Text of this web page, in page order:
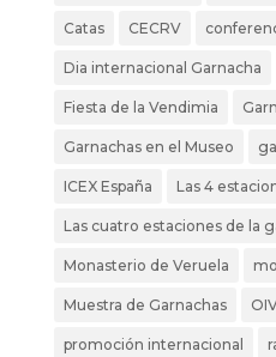
Catas CECRV
Dia internacional Garnacha
Fiesta de la Vendimia
Garnachas en el Museo
ICEX España Las 4
Las cuatro estaciones de la
Monasterio de Veruela
Muestra de Garnachas
promoción internacional